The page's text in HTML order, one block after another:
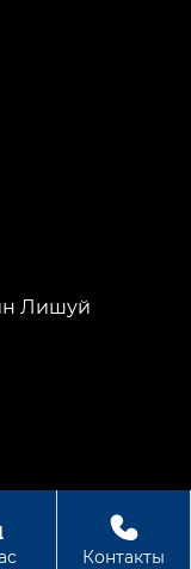
Лишуй
Дулама

Контакты